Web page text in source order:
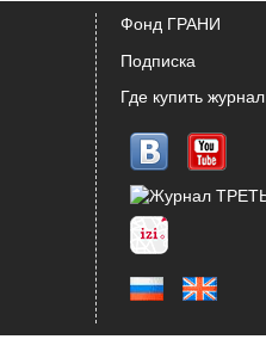
Фонд ГРАНИ
Подписка
Где купить журнал